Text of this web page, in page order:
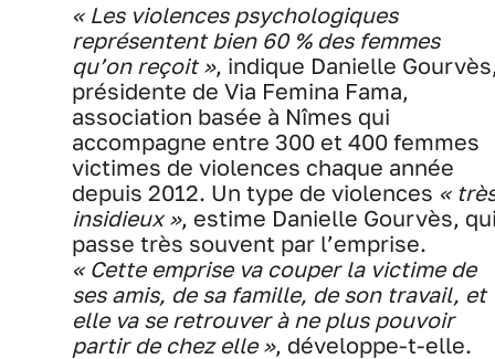
« Les violences psychologiques
représentent bien 60 % des femmes
qu’on reçoit », indique Danielle
présidente de Via Femina Fama,
association basée à Nîmes qui
accompagne entre 300 et 400 femmes
victimes de violences chaque année
depuis 2012. Un type de violences «
insidieux », estime Danielle Gourvès,
passe très souvent par l’emprise.
« Cette emprise va couper la victime de
ses amis, de sa famille, de son travail, et
elle va se retrouver à ne plus pouvoir
partir de chez elle », développe-t-elle.